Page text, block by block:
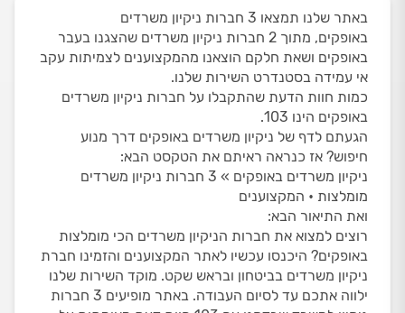
באתר שלנו תמצאו 3 חברות ניקיון משרדים
באופקים, מתוך 2 חברות ניקיון משרדים שהצגנו בעבר
באופקים ושאת חלקם הוצאנו מהמקצוענים לצמיתות עקב
אי עמידה בסטנדרט השירות שלנו.
כמות חוות הדעת שהתקבלו על חברות ניקיון משרדים
באופקים הינו 103.
הגעתם לדף של ניקיון משרדים באופקים דרך מנוע
חיפוש? אז כנראה ראיתם את הטקסט הבא:
ניקיון משרדים באופקים » 3 חברות ניקיון משרדים
מומלצות • המקצוענים
ואת התיאור הבא:
רוצים למצוא את חברות הניקיון משרדים הכי מומלצות
באופקים? היכנסו עכשיו לאתר המקצוענים והזמינו חברת
ניקיון משרדים בביטחון ובראש שקט. מוקד השירות שלנו
ילווה אתכם עד לסיום העבודה. באתר מופיעים 3 חברות